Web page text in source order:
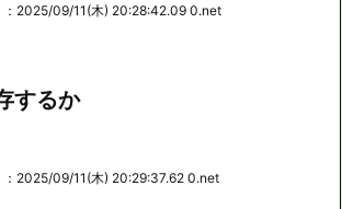
：2025/09/11(木) 20:28:42.09 0.net
するか
：2025/09/11(木) 20:29:37.62 0.net